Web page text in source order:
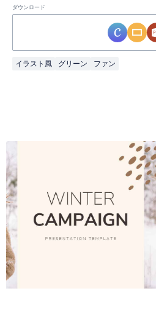
ダウンロード
イラスト風 グリーン ファン